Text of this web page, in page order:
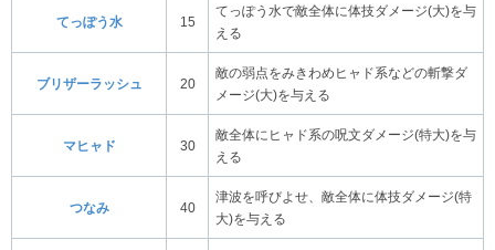
てっぽう水 15
てっぽう水で敵全体に体技ダメージ(大)を与
える
ブリザーラッシュ 20
敵の弱点をみきわめヒャド系などの斬撃ダ
メージ(大)を与える
マヒャド 30
敵全体にヒャド系の呪文ダメージ(特大)を与
える
つなみ 40
津波を呼びよせ、敵全体に体技ダメージ(特
大)を与える